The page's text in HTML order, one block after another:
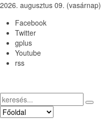
2026. augusztus 09. (vasárnap)
Facebook
Twitter
gplus
Youtube
rss